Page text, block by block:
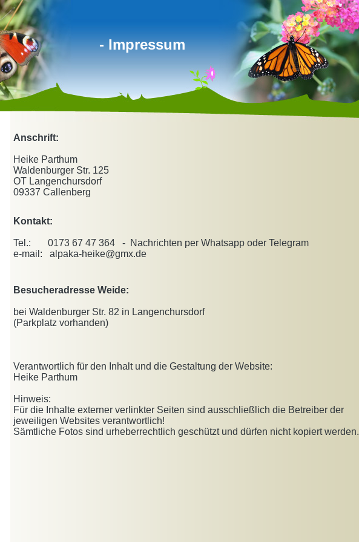
- Impressum
Anschrift:
Heike Parthum
Waldenburger Str. 125
OT Langenchursdorf
09337 Callenberg
Kontakt:
Tel.: 0173 67 47 364 - Nachrichten per Whatsapp oder Telegram
e-mail: alpaka-heike@gmx.de
Besucheradresse Weide:
bei Waldenburger Str. 82 in Langenchursdorf
(Parkplatz vorhanden)
Verantwortlich für den Inhalt und die Gestaltung der Website:
Heike Parthum
Hinweis:
Für die Inhalte externer verlinkter Seiten sind ausschließlich die Betreiber der
jeweiligen Websites verantwortlich!
Sämtliche Fotos sind urheberrechtlich geschützt und dürfen nicht kopiert werden.